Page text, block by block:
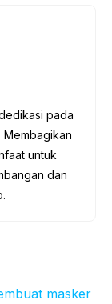
pada
untuk
dan
masker